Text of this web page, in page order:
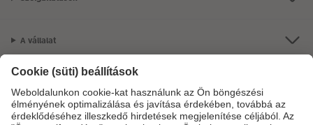
A vállalat